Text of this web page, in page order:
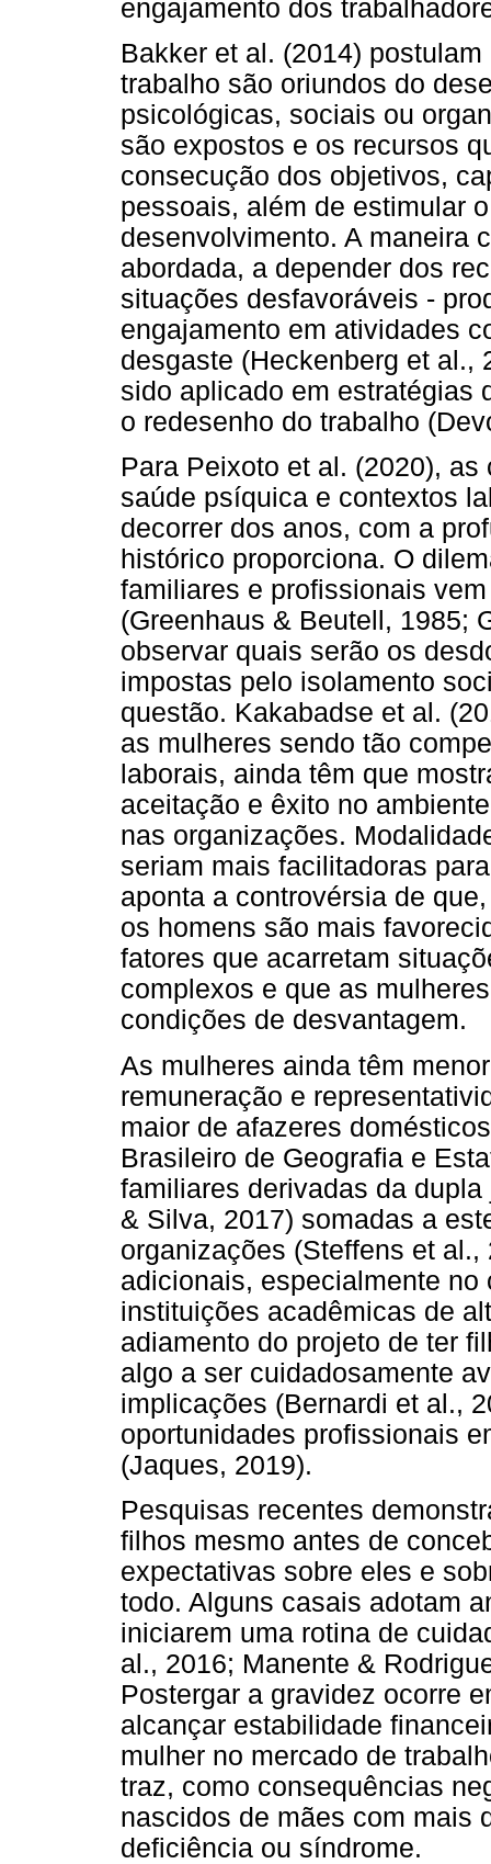
engajamento dos
Bakker et al. (2014)
trabalho são oriundos do
psicológicas, sociais ou
são expostos e os recursos
consecução dos objetivos,
pessoais, além de estimular
desenvolvimento. A maneira
abordada, a depender dos
situações desfavoráveis -
engajamento em atividades
desgaste (Heckenberg et al.,
sido aplicado em estratégias
o redesenho do trabalho
Para Peixoto et al. (2020),
saúde psíquica e contextos
decorrer dos anos, com a
histórico proporciona. O
familiares e profissionais
(Greenhaus & Beutell, 1985;
observar quais serão os
impostas pelo isolamento
questão. Kakabadse et al.
as mulheres sendo tão
laborais, ainda têm que
aceitação e êxito no
nas organizações.
seriam mais facilitadoras
aponta a controvérsia de
os homens são mais
fatores que acarretam
complexos e que as
condições de desvantagem.
As mulheres ainda têm
remuneração e
maior de afazeres
Brasileiro de Geografia e
familiares derivadas da
& Silva, 2017) somadas a
organizações (Steffens et
adicionais, especialmente
instituições acadêmicas de
adiamento do projeto de ter
algo a ser cuidadosamente
implicações (Bernardi et al.,
oportunidades profissionais
(Jaques, 2019).
Pesquisas recentes
filhos mesmo antes de
expectativas sobre eles e
todo. Alguns casais adotam
iniciarem uma rotina de
al., 2016; Manente &
Postergar a gravidez ocorre
alcançar estabilidade
mulher no mercado de
traz, como consequências
nascidos de mães com mais
deficiência ou síndrome.